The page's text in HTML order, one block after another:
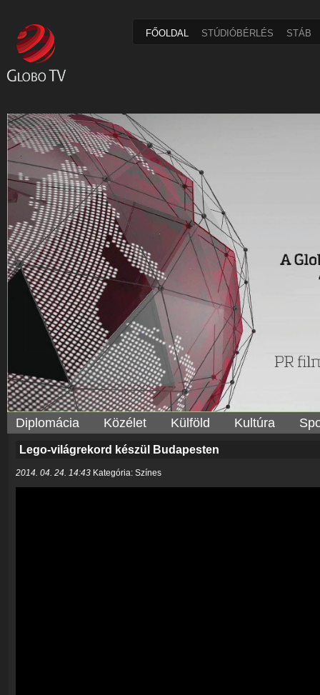
FŐOLDAL STÚDIÓBÉRLÉS STÁB
Diplomácia Közélet Külföld Kultúra
Lego-világrekord készül Budapesten
2014. 04. 24. 14:43 Kategória: Színes